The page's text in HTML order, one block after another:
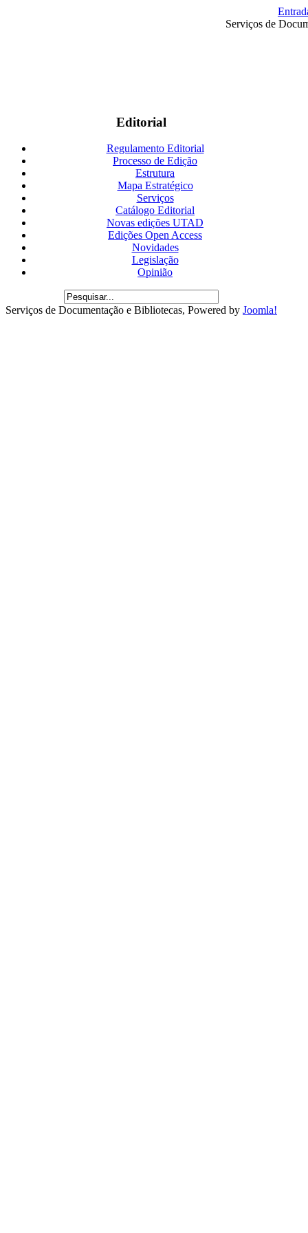
Serviços de
Editorial
Regulamento Editorial
Processo de Edição
Estrutura
Mapa Estratégico
Serviços
Catálogo Editorial
Novas edições UTAD
Edições Open Access
Novidades
Legislação
Opinião
Serviços de Documentação e Bibliotecas, Powered by Joomla!